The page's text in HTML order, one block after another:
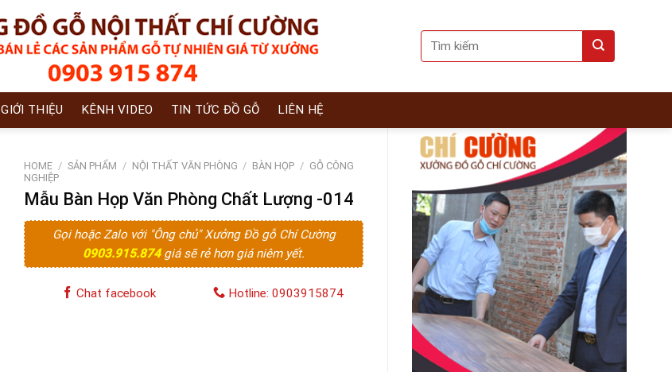
Search
for:
GIỚI THIỆU KÊNH VIDEO TIN TỨC ĐỒ GỖ LIÊN HỆ
HOME / SẢN PHẨM / NỘI THẤT VĂN PHÒNG / BÀN HỌP / GỖ CÔNG
NGHIỆP
Mẫu Bàn Họp Văn Phòng Chất Lượng -014
Gọi hoặc Zalo với "Ông chủ" Xưởng Đồ gỗ Chí Cường
0903.915.874 giá sẽ rẻ hơn giá niêm yết.
Chat facebook Hotline: 0903915874